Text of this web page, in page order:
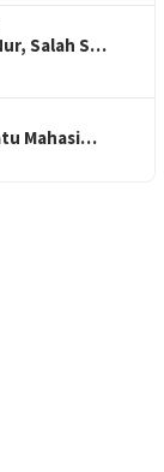
Salah S…
Mahasi…